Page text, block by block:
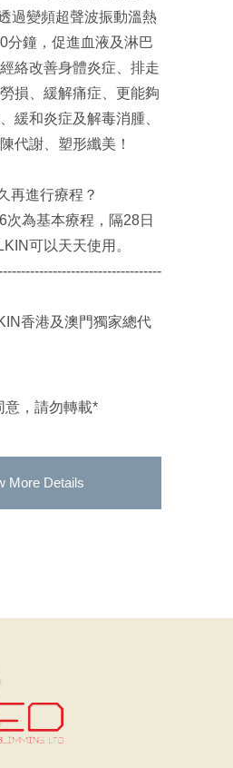
過變頻超聲波振動溫熱
分鐘，促進血液及淋巴
絡改善身體炎症、排走
損、緩解痛症、更能夠
緩和炎症及解毒消腫、
代謝、塑形纖美！
再進行療程？
次為基本療程，隔28日
可以天天使用。
香港及澳門獨家總代
意，請勿轉載*
More Details